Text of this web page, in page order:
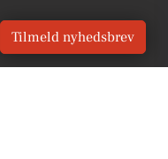
Tilmeld nyhedsbrev